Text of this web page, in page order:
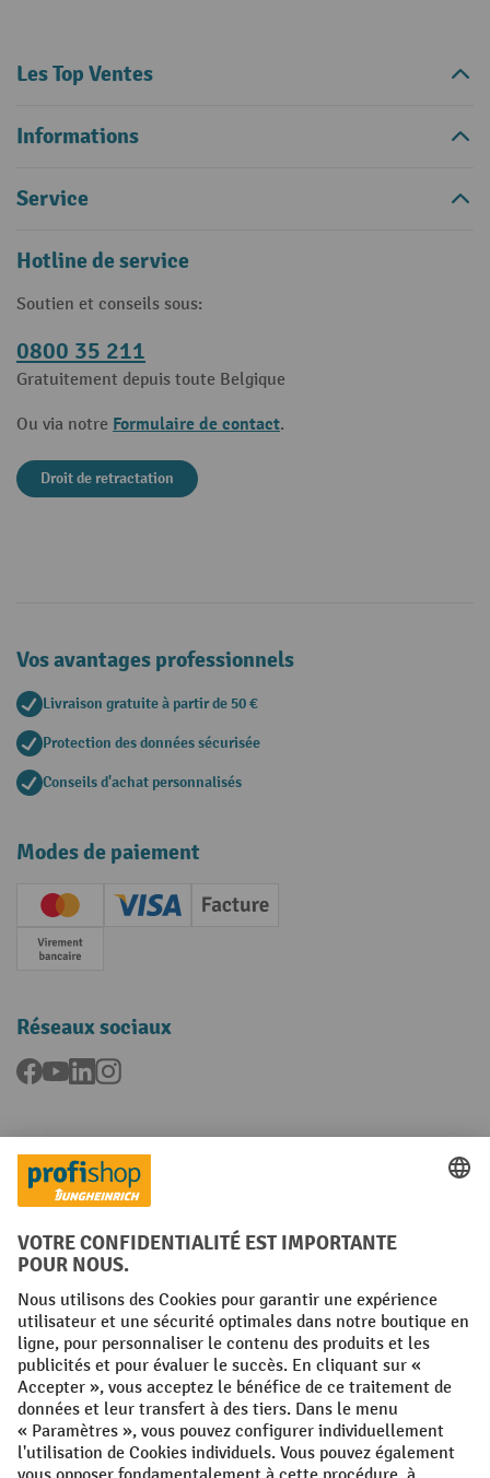
Les Top Ventes
Informations
Service
Hotline de service
Soutien et conseils sous:
0800 35 211
Gratuitement depuis toute Belgique
Ou via notre Formulaire de contact.
Droit de retractation
Vos avantages professionnels
Livraison gratuite à partir de 50 €
Protection des données sécurisée
Conseils d'achat personnalisés
Modes de paiement
Creditcard (Master)Creditcard (Visa)
Facture
Paiement anticipé
Réseaux sociaux
Facebook
YouTubeLinkedInInstagram
Langues
FR NL
Conditions générales Mentions légales
Protection des Données Politique de cookies
All prices excl. VAT plusshipping costsand possible delivery charges,
if not stated otherwise.
¹ La remise est valable jusqu'à épuisement des stocks. La remise ne
s'applique pas aux prix spéciaux. Il n'est pas possible de le combiner